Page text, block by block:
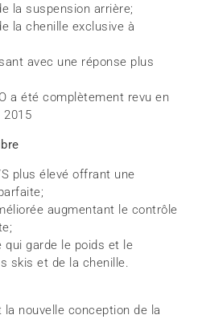
la suspension arrière;
la chenille exclusive à
avec une réponse plus
plus élevé offrant une
augmentant le contrôle
garde le poids et le
skis et de la chenille.
nouvelle conception de la